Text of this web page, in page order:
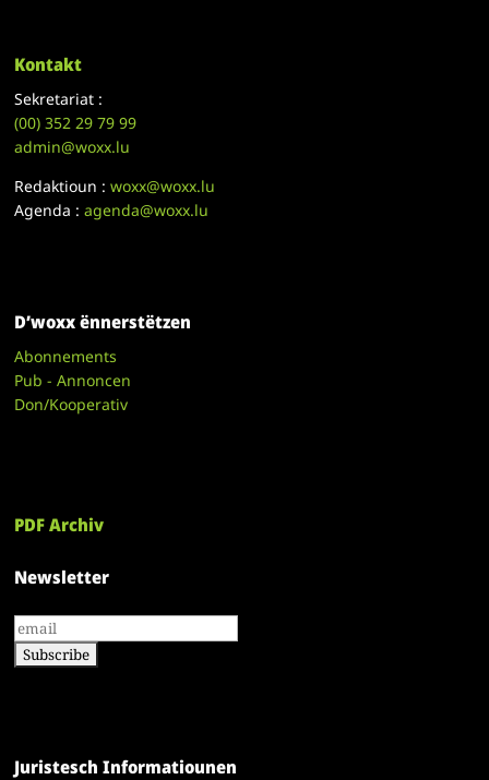
Kontakt
Sekretariat :
(00)352 29 79 99
admin@woxx.lu
Redaktioun :woxx@woxx.lu
Agenda :agenda@woxx.lu
D’woxx ënnerstëtzen
Abonnements
Pub - Annoncen
Don/Kooperativ
PDF Archiv
Newsletter
Juristesch Informatiounen